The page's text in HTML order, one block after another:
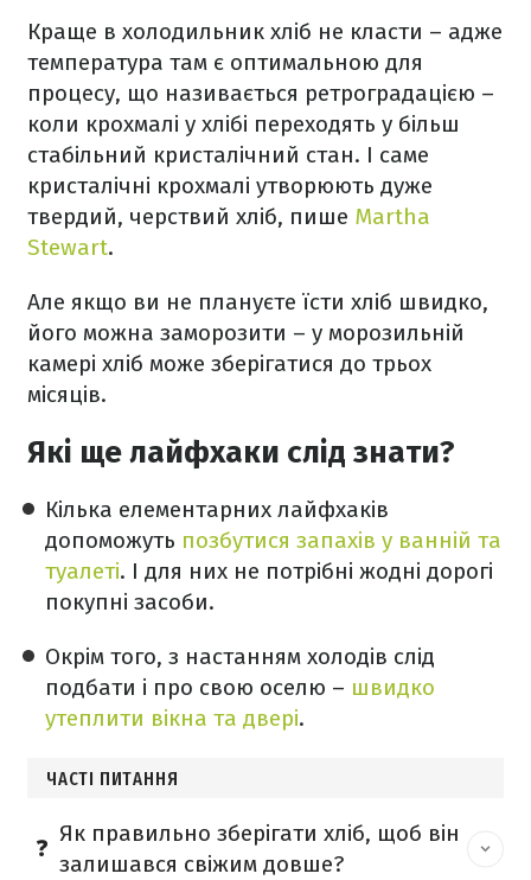
Краще в холодильник хліб не класти – адже
температура там є оптимальною для
процесу, що називається ретроградацією –
коли крохмалі у хлібі переходять у більш
стабільний кристалічний стан. І саме
кристалічні крохмалі утворюють дуже
твердий, черствий хліб, пише Martha
Stewart.
Але якщо ви не плануєте їсти хліб швидко,
його можна заморозити – у морозильній
камері хліб може зберігатися до трьох
місяців.
Які ще лайфхаки слід знати?
Кілька елементарних лайфхаків
допоможуть позбутися запахів у ванній та
туалеті. І для них не потрібні жодні дорогі
покупні засоби.
Окрім того, з настанням холодів слід
подбати і про свою оселю – швидко
утеплити вікна та двері.
ЧАСТІ ПИТАННЯ
Як правильно зберігати хліб, щоб він
залишався свіжим довше?